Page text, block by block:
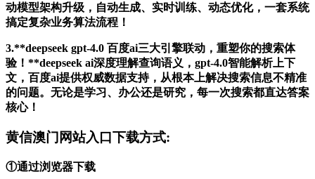
动模型架构升级，自动生成、实时训练、动态优化，一套系统
搞定复杂业务算法流程！
3.**deepseek gpt-4.0 百度ai三大引擎联动，重塑你的搜索体
验！**deepseek ai深度理解查询语义，gpt-4.0智能解析上下
文，百度ai提供权威数据支持，从根本上解决搜索信息不精准
的问题。无论是学习、办公还是研究，每一次搜索都直达答案
核心！
黄信澳门网站入口下载方式:
①通过浏览器下载